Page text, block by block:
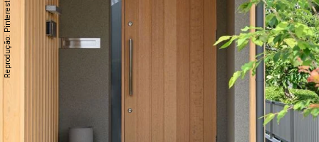
Reprodução: Pinterest